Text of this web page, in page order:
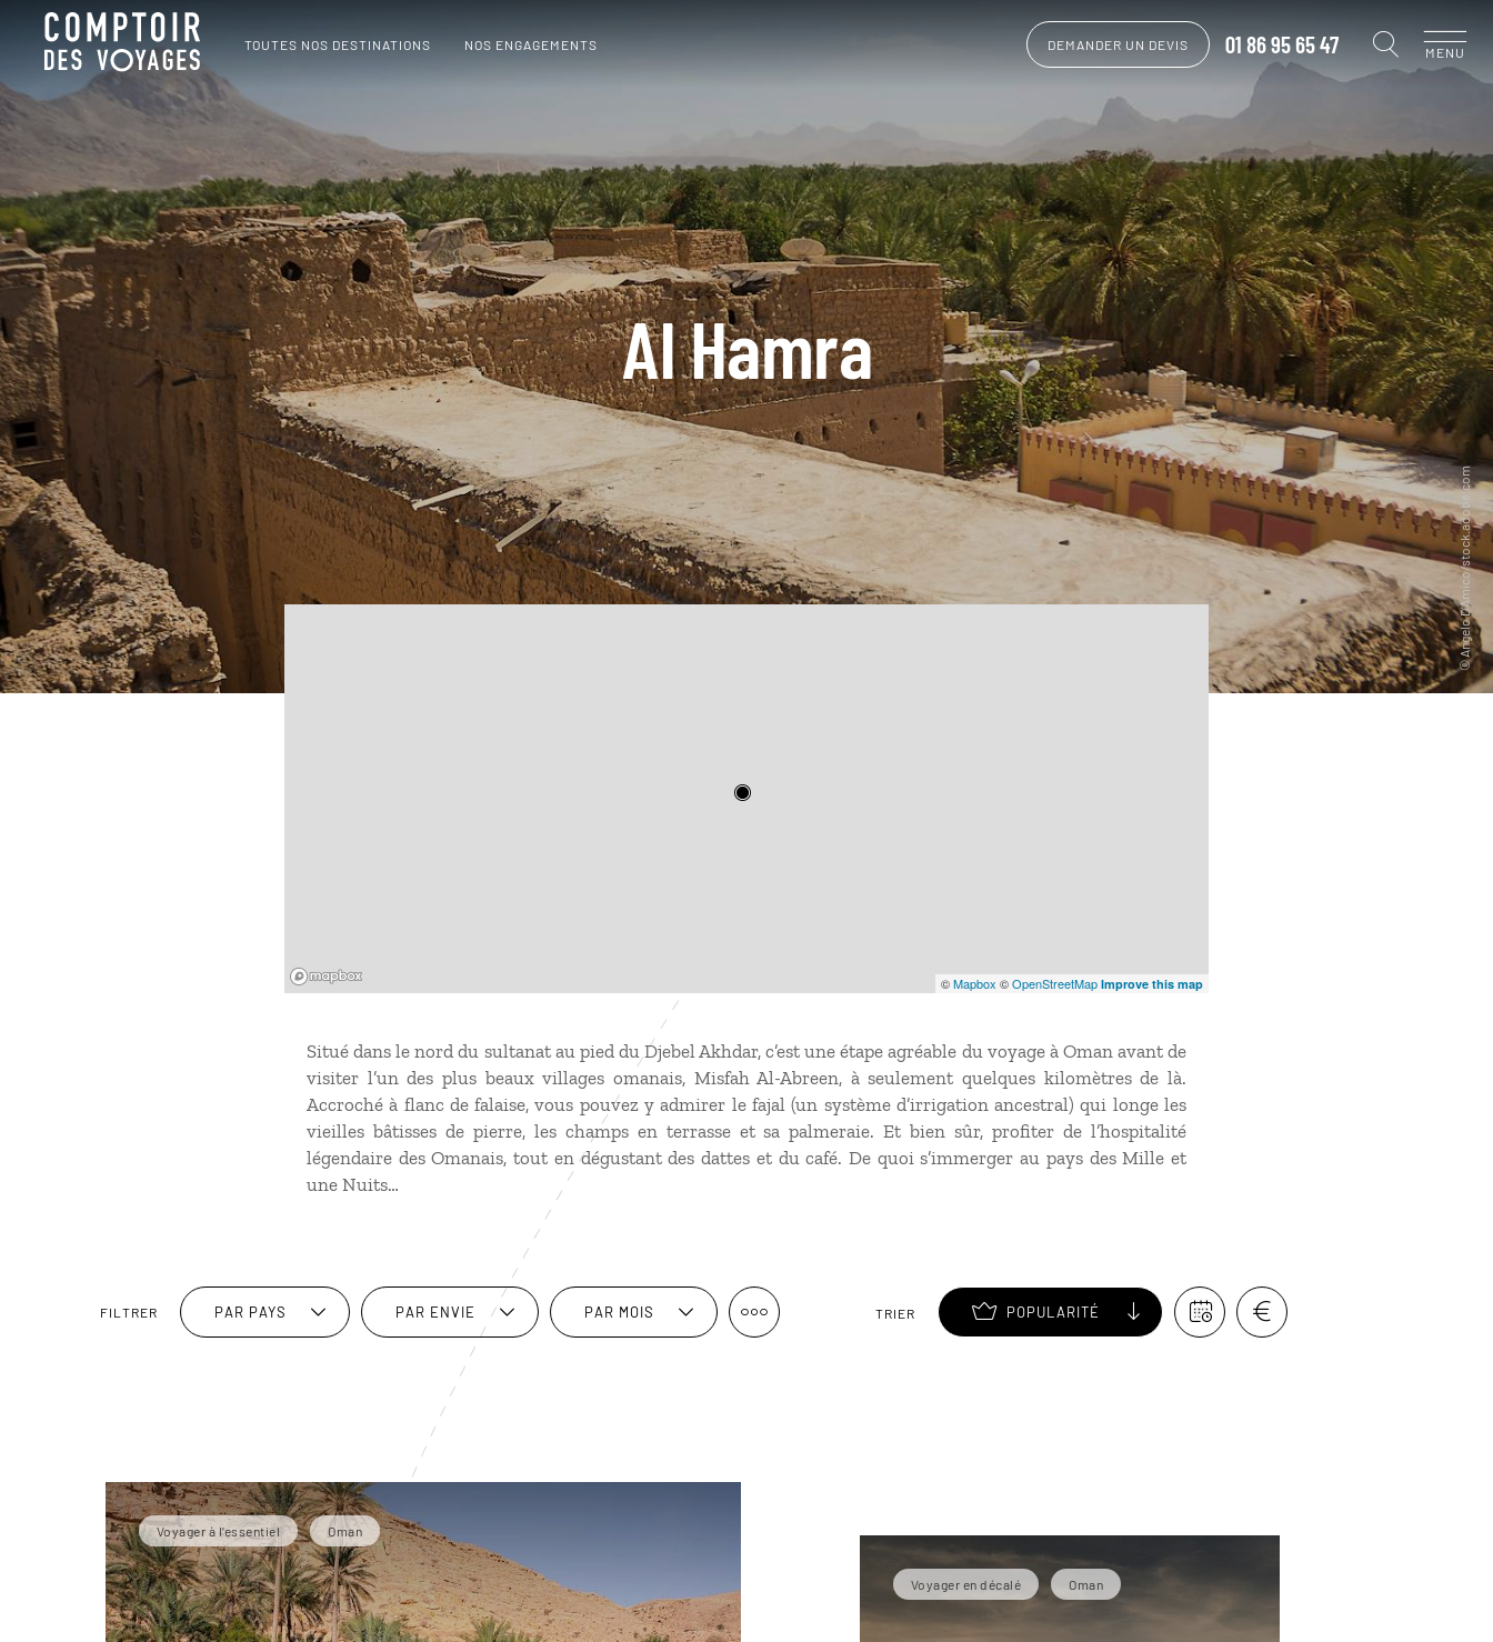
TOUTES NOS DESTINATIONS NOS ENGAGEMENTS DEMANDER UN DEVIS 01 86 95 65 47 MENU
Al Hamra
©Mapbox ©OpenStreetMap Improve this map
Situé dans le nord du sultanat au pied du Djebel Akhdar, c’est une étape agréable du voyage à Oman avant de
visiter l’un des plus beaux villages omanais, Misfah Al-Abreen, à seulement quelques kilomètres de là.
Accroché à flanc de falaise, vous pouvez y admirer le fajal (un système d’irrigation ancestral) qui longe les
vieilles bâtisses de pierre, les champs en terrasse et sa palmeraie. Et bien sûr, profiter de l’hospitalité
légendaire des Omanais, tout en dégustant des dattes et du café. De quoi s’immerger au pays des Mille et
une Nuits…
FILTRER PAR PAYS PAR ENVIE PAR MOIS TRIER POPULARITÉ
Voyager à l’essentiel Oman
Voyager en décalé Oman